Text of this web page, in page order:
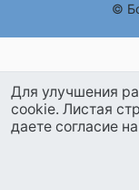
©
Для улучшения
cookie. Листая
даете согласие